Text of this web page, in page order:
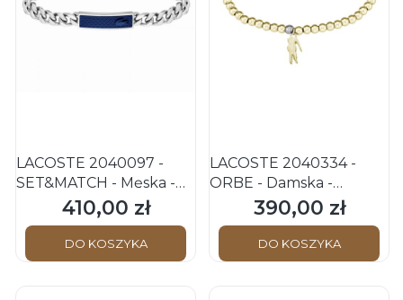
LACOSTE 2040097 -
SET&MATCH - Męska -
Bransoletka ze stali
nierdzewnej
Cena
410,00 zł
DO KOSZYKA
LACOSTE 2040334 -
ORBE - Damska -
Bransoletka ze stali
nierdzewnej
Cena
390,00 zł
DO KOSZYKA